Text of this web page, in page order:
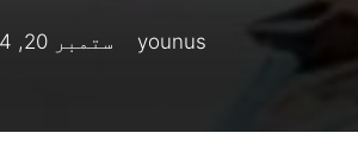
younus ستمبر 20, 2024